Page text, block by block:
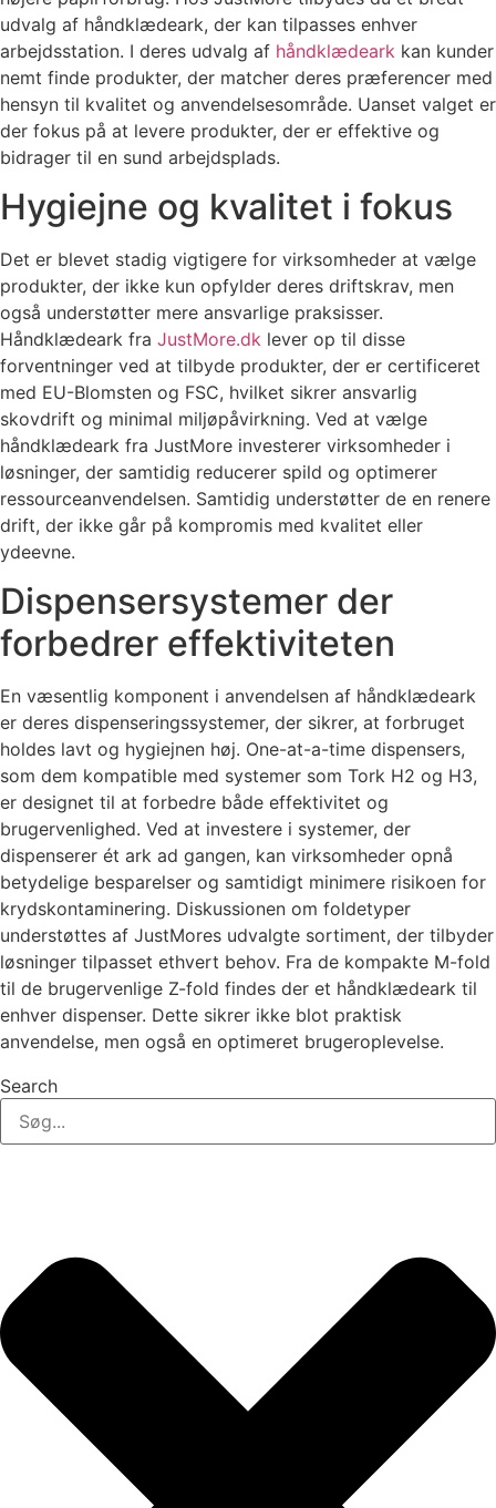
udvalg af håndklædeark, der kan tilpasses enhver
arbejdsstation. I deres udvalg af håndklædeark kan kunder
nemt finde produkter, der matcher deres præferencer med
hensyn til kvalitet og anvendelsesområde. Uanset valget er
der fokus på at levere produkter, der er effektive og
bidrager til en sund arbejdsplads.
Hygiejne og kvalitet i fokus
Det er blevet stadig vigtigere for virksomheder at vælge
produkter, der ikke kun opfylder deres driftskrav, men
også understøtter mere ansvarlige praksisser.
Håndklædeark fra JustMore.dk lever op til disse
forventninger ved at tilbyde produkter, der er certificeret
med EU-Blomsten og FSC, hvilket sikrer ansvarlig
skovdrift og minimal miljøpåvirkning. Ved at vælge
håndklædeark fra JustMore investerer virksomheder i
løsninger, der samtidig reducerer spild og optimerer
ressourceanvendelsen. Samtidig understøtter de en renere
drift, der ikke går på kompromis med kvalitet eller
ydeevne.
Dispensersystemer der
forbedrer effektiviteten
En væsentlig komponent i anvendelsen af håndklædeark
er deres dispenseringssystemer, der sikrer, at forbruget
holdes lavt og hygiejnen høj. One-at-a-time dispensers,
som dem kompatible med systemer som Tork H2 og H3,
er designet til at forbedre både effektivitet og
brugervenlighed. Ved at investere i systemer, der
dispenserer ét ark ad gangen, kan virksomheder opnå
betydelige besparelser og samtidigt minimere risikoen for
krydskontaminering. Diskussionen om foldetyper
understøttes af JustMores udvalgte sortiment, der tilbyder
løsninger tilpasset ethvert behov. Fra de kompakte M-fold
til de brugervenlige Z-fold findes der et håndklædeark til
enhver dispenser. Dette sikrer ikke blot praktisk
anvendelse, men også en optimeret brugeroplevelse.
Search